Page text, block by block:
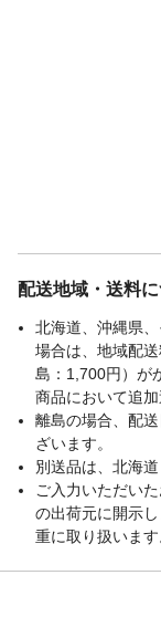
配送地域・送料
北海道、沖縄県
場合は、地域配
島：1,700円）が
商品において追
離島の場合、配
ざいます。
別送品は、北海
ご入力いただい
の出荷元に開示
重に取り扱います